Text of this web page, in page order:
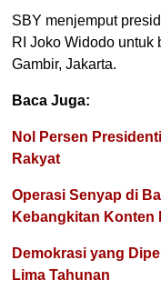
SBY menjemput
RI Joko Widodo untuk
Gambir, Jakarta.
Baca Juga:
Nol Persen
Rakyat
Operasi Senyap di
Kebangkitan Konten
Demokrasi yang
Lima Tahunan